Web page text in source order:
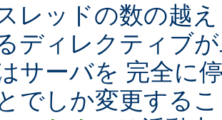
レッドの数の越
ディレクティブ
サーバを 完全に
でしか変更する